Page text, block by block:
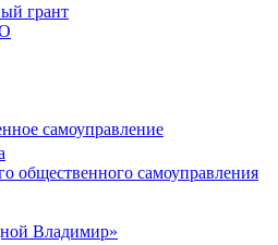
грант
самоуправление
общественного самоуправления
Владимир»